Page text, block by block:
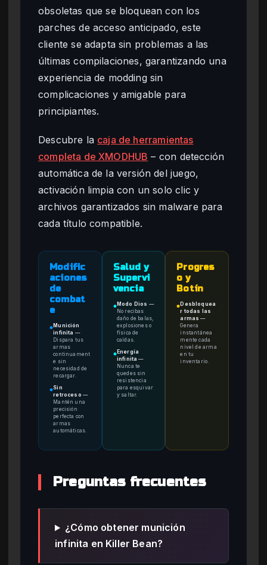
obsoletas que se bloquean con los
parches de acceso anticipado, este
cliente se adapta sin problemas a las
últimas compilaciones, garantizando una
experiencia de modding sin
complicaciones y amigable para
principiantes.
Descubre la caja de herramientas
completa de XMODHUB – con detección
automática de la versión del juego,
activación limpia con un solo clic y
archivos garantizados sin malware para
cada título compatible.
Modific
aciones
de
combat
e
● Munición
infinita —
Dispara tus
armas
continuament
e sin
necesidad de
recargar.
●Sin
retroceso —
Mantén una
precisión
perfecta con
armas
automáticas.
Salud y
Supervi
vencia
●Modo Dios —
No recibas
daño de balas,
explosiones o
física de
caídas.
●Energía
infinita —
Nunca te
quedes sin
resistencia
para esquivar
y saltar.
Progres
o y
Botín
●Desbloquea
r todas las
armas —
Genera
instantánea
mente cada
nivel de arma
en tu
inventario.
Preguntas frecuentes
¿Cómo obtener munición
infinita en Killer Bean?